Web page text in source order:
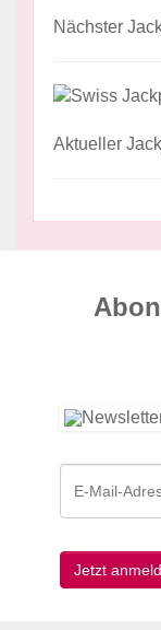
Nächster
Aktueller